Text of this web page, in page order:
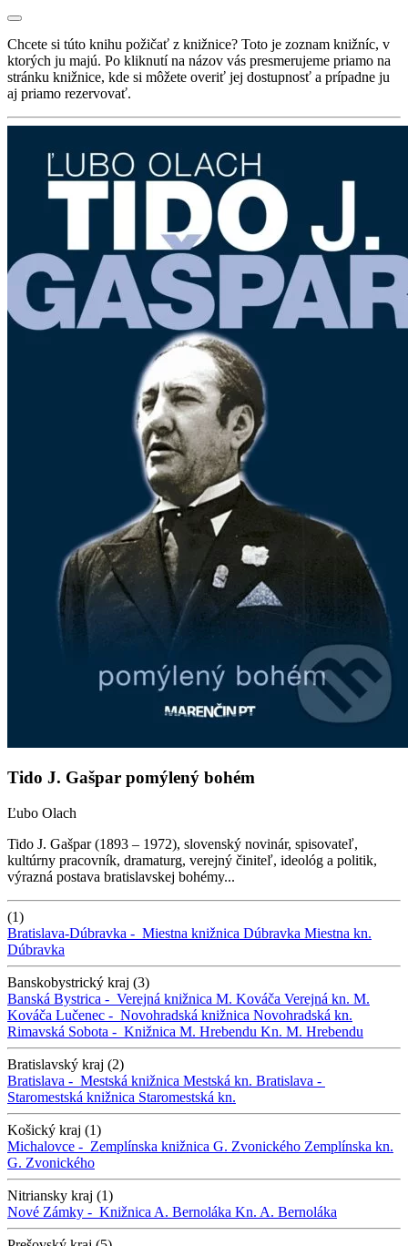
Chcete si túto knihu požičať z knižnice? Toto je zoznam knižníc, v
ktorých ju majú. Po kliknutí na názov vás presmerujeme priamo na
stránku knižnice, kde si môžete overiť jej dostupnosť a prípadne ju
aj priamo rezervovať.
Tido J. Gašpar pomýlený bohém
Ľubo Olach
Tido J. Gašpar (1893 – 1972), slovenský novinár, spisovateľ,
kultúrny pracovník, dramaturg, verejný činiteľ, ideológ a politik,
výrazná postava bratislavskej bohémy...
(1)
Bratislava-Dúbravka - Miestna knižnica Dúbravka Miestna kn.
Dúbravka
Banskobystrický kraj (3)
Banská Bystrica - Verejná knižnica M. Kováča Verejná kn. M.
Kováča Lučenec - Novohradská knižnica Novohradská kn.
Rimavská Sobota - Knižnica M. Hrebendu Kn. M. Hrebendu
Bratislavský kraj (2)
Bratislava - Mestská knižnica Mestská kn. Bratislava -
Staromestská knižnica Staromestská kn.
Košický kraj (1)
Michalovce - Zemplínska knižnica G. Zvonického Zemplínska kn.
G. Zvonického
Nitriansky kraj (1)
Nové Zámky - Knižnica A. Bernoláka Kn. A. Bernoláka